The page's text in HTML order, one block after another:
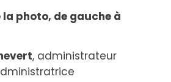
la photo, de gauche à
, administrateur